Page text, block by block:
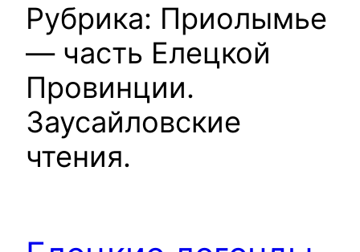
Рубрика: Приолымье
— часть Елецкой
Провинции.
Заусайловские
чтения.